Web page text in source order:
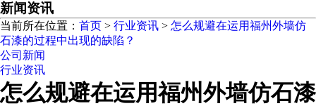
新闻资讯
当前所在位置： 首页 > 行业资讯 > 怎么规避在运用福州外墙仿
石漆的过程中出现的缺陷？
公司新闻
行业资讯
怎么规避在运用福州外墙仿石漆